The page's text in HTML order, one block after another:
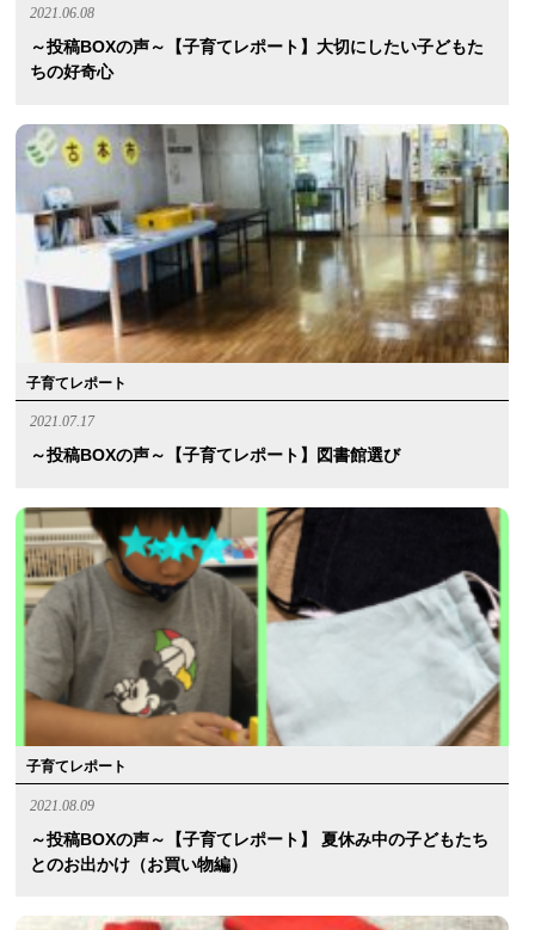
2021.06.08
～投稿BOXの声～【子育てレポート】大切にしたい子どもた
ちの好奇心
子育てレポート
2021.07.17
～投稿BOXの声～【子育てレポート】図書館選び
子育てレポート
2021.08.09
～投稿BOXの声～【子育てレポート】 夏休み中の子どもたち
とのお出かけ（お買い物編）